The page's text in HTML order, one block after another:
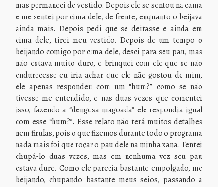
mas permaneci de vestido. Depois ele se sentou na cama
e me sentei por cima dele, de frente, enquanto o beijava
ainda mais. Depois pedi que se deitasse e ainda em
cima dele, tirei meu vestido. Depois de um tempo o
beijando comigo por cima dele, desci para seu pau, mas
não estava muito duro, e brinquei com ele que se não
endurecesse eu iria achar que ele não gostou de mim,
ele apenas respondeu com um “hum?” como se não
tivesse me entendido, e nas duas vezes que comentei
isso, fazendo a “dengosa magoada” ele respondia igual
com esse “hum?”. Esse relato não terá muitos detalhes
nem firulas, pois o que fizemos durante todo o programa
nada mais foi que roçar o pau dele na minha xana. Tentei
chupá-lo duas vezes, mas em nenhuma vez seu pau
estava duro. Como ele parecia bastante empolgado, me
beijando, chupando bastante meus seios, passando a